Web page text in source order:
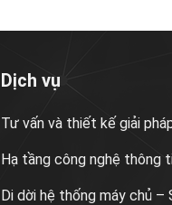
Dịch vụ
Tư vấn và thiết kế giải
Hạ tầng công nghệ thông
Di dời hệ thống máy chủ –